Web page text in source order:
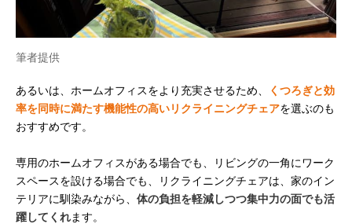
筆者提供
あるいは、ホームオフィスをより充実させるため、
くつろぎと効
率を同時に満たす機能性の高いリクライニングチェアを選ぶのも
おすすめです。
専用のホームオフィスがある場合でも、リビングの一角にワーク
スペースを設ける場合でも、リクライニングチェアは、家のイン
テリアに馴染みながら、 体の負担を軽減しつつ集中力の面でも活
躍してくれます。